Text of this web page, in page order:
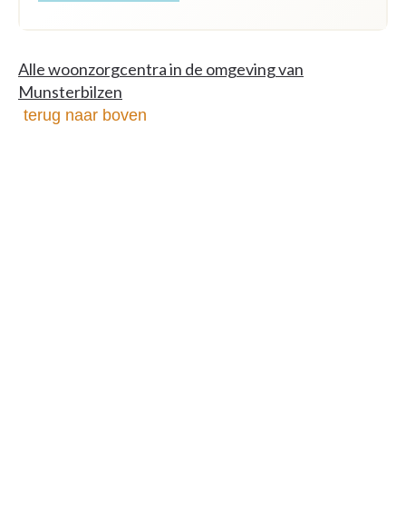
Alle woonzorgcentra in de omgeving van
Munsterbilzen
terug naar boven